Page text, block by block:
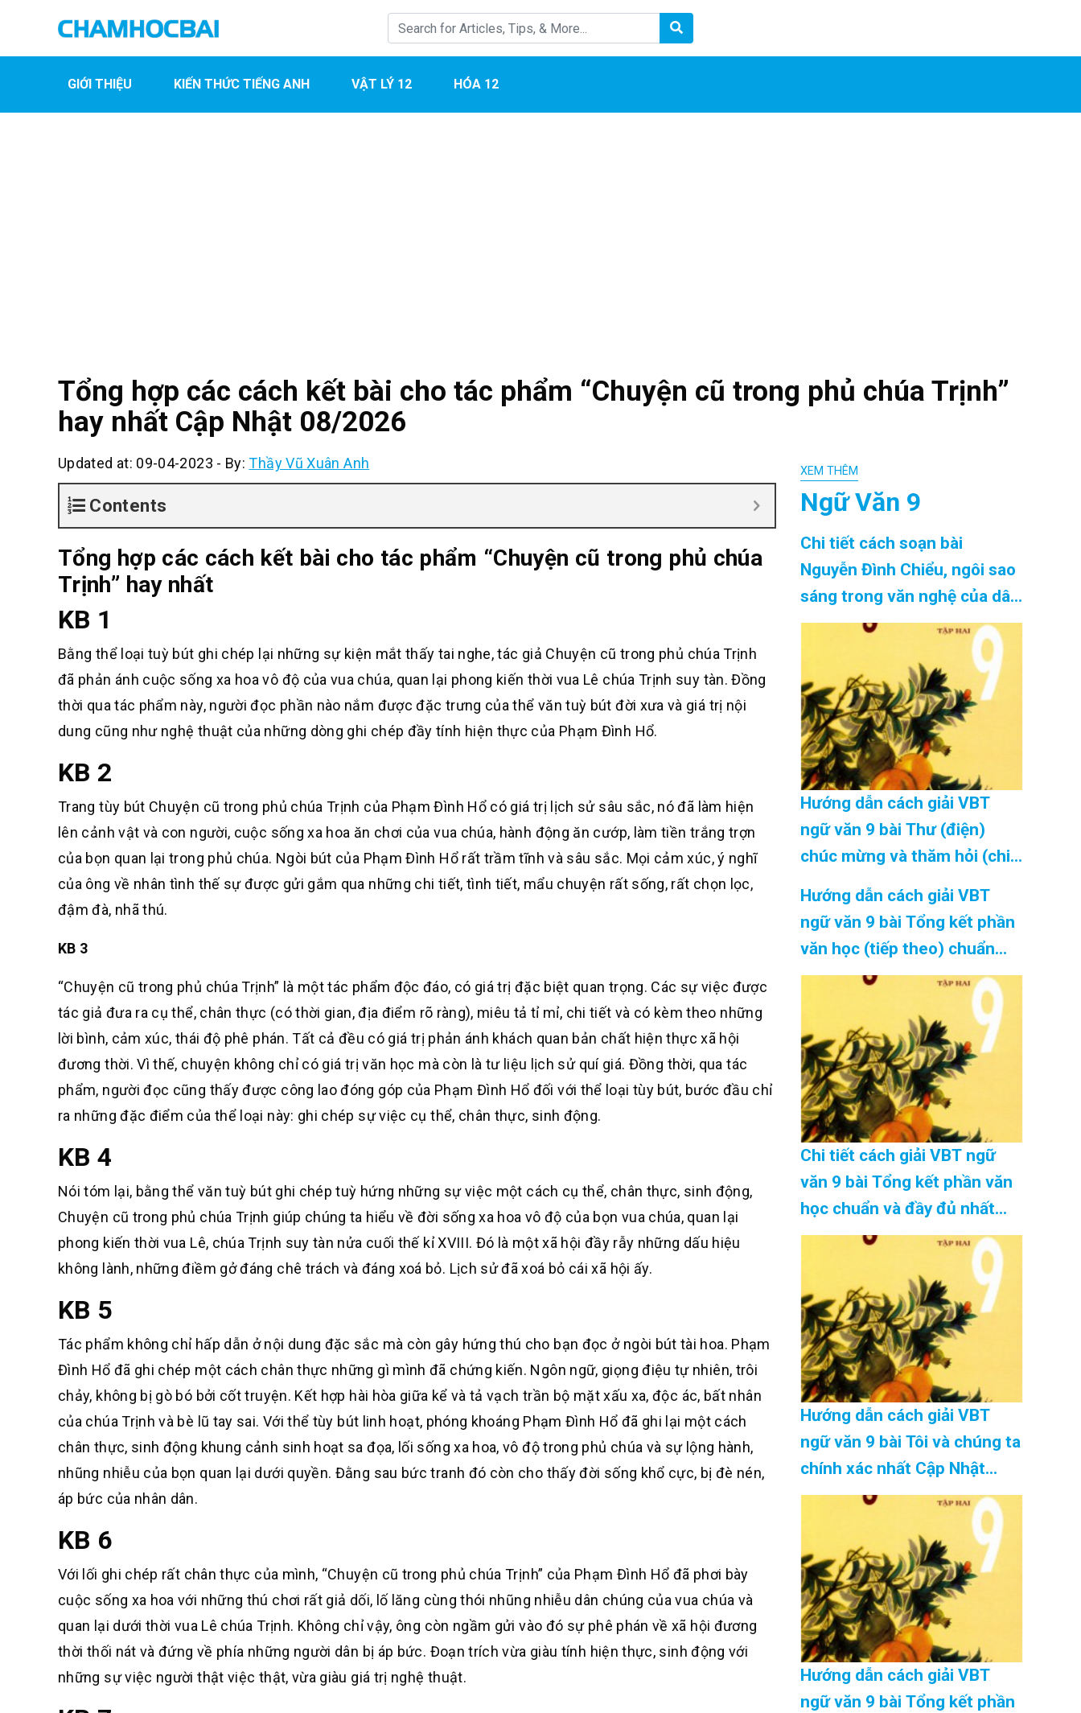
GIỚI THIỆU KIẾN THỨC TIẾNG ANH VẬT LÝ 12 HÓA 12
Tổng hợp các cách kết bài cho tác phẩm “Chuyện cũ trong phủ chúa Trịnh”
hay nhất Cập Nhật 08/2026
Updated at: 09-04-2023 - By:Thầy Vũ Xuân Anh
Contents
Tổng hợp các cách kết bài cho tác phẩm “Chuyện cũ trong phủ chúa
Trịnh” hay nhất
KB 1
Bằng thể loại tuỳ bút ghi chép lại những sự kiện mắt thấy tai nghe, tác giả Chuyện cũ trong phủ chúa Trịnh
đã phản ánh cuộc sống xa hoa vô độ của vua chúa, quan lại phong kiến thời vua Lê chúa Trịnh suy tàn. Đồng
thời qua tác phẩm này, người đọc phần nào nắm được đặc trưng của thể văn tuỳ bút đời xưa và giá trị nội
dung cũng như nghệ thuật của những dòng ghi chép đầy tính hiện thực của Phạm Đình Hổ.
KB 2
Trang tùy bút Chuyện cũ trong phủ chúa Trịnh của Phạm Đình Hổ có giá trị lịch sử sâu sắc, nó đã làm hiện
lên cảnh vật và con người, cuộc sống xa hoa ăn chơi của vua chúa, hành động ăn cướp, làm tiền trắng trợn
của bọn quan lại trong phủ chúa. Ngòi bút của Phạm Đình Hổ rất trầm tĩnh và sâu sắc. Mọi cảm xúc, ý nghĩ
của ông về nhân tình thế sự được gửi gắm qua những chi tiết, tình tiết, mẩu chuyện rất sống, rất chọn lọc,
đậm đà, nhã thú.
KB 3
“Chuyện cũ trong phủ chúa Trịnh” là một tác phẩm độc đáo, có giá trị đặc biệt quan trọng. Các sự việc được
tác giả đưa ra cụ thể, chân thực (có thời gian, địa điểm rõ ràng), miêu tả tỉ mỉ, chi tiết và có kèm theo những
lời bình, cảm xúc, thái độ phê phán. Tất cả đều có giá trị phản ánh khách quan bản chất hiện thực xã hội
đương thời. Vì thế, chuyện không chỉ có giá trị văn học mà còn là tư liệu lịch sử quí giá. Đồng thời, qua tác
phẩm, người đọc cũng thấy được công lao đóng góp của Phạm Đình Hổ đối với thể loại tùy bút, bước đầu chỉ
ra những đặc điểm của thể loại này: ghi chép sự việc cụ thể, chân thực, sinh động.
KB 4
Nói tóm lại, bằng thể văn tuỳ bút ghi chép tuỳ hứng những sự việc một cách cụ thể, chân thực, sinh động,
Chuyện cũ trong phủ chúa Trịnh giúp chúng ta hiểu về đời sống xa hoa vô độ của bọn vua chúa, quan lại
phong kiến thời vua Lê, chúa Trịnh suy tàn nửa cuối thế kỉ XVIII. Đó là một xã hội đầy rẫy những dấu hiệu
không lành, những điềm gở đáng chê trách và đáng xoá bỏ. Lịch sử đã xoá bỏ cái xã hội ấy.
KB 5
Tác phẩm không chỉ hấp dẫn ở nội dung đặc sắc mà còn gây hứng thú cho bạn đọc ở ngòi bút tài hoa. Phạm
Đình Hổ đã ghi chép một cách chân thực những gì mình đã chứng kiến. Ngôn ngữ, giọng điệu tự nhiên, trôi
chảy, không bị gò bó bởi cốt truyện. Kết hợp hài hòa giữa kể và tả vạch trần bộ mặt xấu xa, độc ác, bất nhân
của chúa Trịnh và bè lũ tay sai. Với thể tùy bút linh hoạt, phóng khoáng Phạm Đình Hổ đã ghi lại một cách
chân thực, sinh động khung cảnh sinh hoạt sa đọa, lối sống xa hoa, vô độ trong phủ chúa và sự lộng hành,
nhũng nhiễu của bọn quan lại dưới quyền. Đằng sau bức tranh đó còn cho thấy đời sống khổ cực, bị đè nén,
áp bức của nhân dân.
KB 6
Với lối ghi chép rất chân thực của mình, “Chuyện cũ trong phủ chúa Trịnh” của Phạm Đình Hổ đã phơi bày
cuộc sống xa hoa với những thú chơi rất giả dối, lố lăng cùng thói nhũng nhiễu dân chúng của vua chúa và
quan lại dưới thời vua Lê chúa Trịnh. Không chỉ vậy, ông còn ngầm gửi vào đó sự phê phán về xã hội đương
thời thối nát và đứng về phía những người dân bị áp bức. Đoạn trích vừa giàu tính hiện thực, sinh động với
những sự việc người thật việc thật, vừa giàu giá trị nghệ thuật.
XEM THÊM
Ngữ Văn 9
Chi tiết cách soạn bài
Nguyễn Đình Chiểu, ngôi sao
sáng trong văn nghệ của dân
tộc siêu ngắn chính xác nhất
Hướng dẫn cách giải VBT
ngữ văn 9 bài Thư (điện)
chúc mừng và thăm hỏi (chi
08/2026
Hướng dẫn cách giải VBT
ngữ văn 9 bài Tổng kết phần
văn học (tiếp theo) chuẩn
nhất Cập Nhật 08/2026
Chi tiết cách giải VBT ngữ
văn 9 bài Tổng kết phần văn
học chuẩn và đầy đủ nhất
Cập Nhật 08/2026
Hướng dẫn cách giải VBT
ngữ văn 9 bài Tôi và chúng ta
chính xác nhất Cập Nhật
08/2026
Hướng dẫn cách giải VBT
ngữ văn 9 bài Tổng kết phần